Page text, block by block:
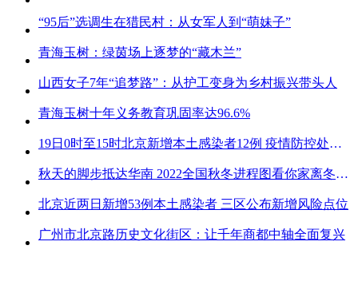
“95后”选调生在猎民村：从女军人到“萌妹子”
青海玉树：绿茵场上逐梦的“藏木兰”
山西女子7年“追梦路”：从护工变身为乡村振兴带头人
青海玉树十年义务教育巩固率达96.6%
19日0时至15时北京新增本土感染者12例 疫情防控处关键时刻
秋天的脚步抵达华南 2022全国秋冬进程图看你家离冬天有多远
北京近两日新增53例本土感染者 三区公布新增风险点位
广州市北京路历史文化街区：让千年商都中轴全面复兴